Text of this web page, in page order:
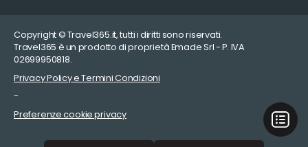
Copyright © Travel365.it, tutti i diritti sono riservati.
Travel365 è un prodotto di proprietà Emade Srl - P. IVA
02699950818.
Privacy Policy e Termini Condizioni
-
Preferenze cookie privacy